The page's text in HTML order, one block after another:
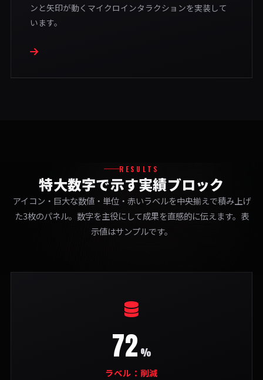
ンと矢印が動くマイクロインタラクションを実装して
います。
RESULTS
特大数字で示す実績ブロック
アイコン・巨大な数値・単位・赤いラベルを中央揃えで積み上げ
た3枚のパネル。数字を主役にして成果を直感的に伝えます。表
示値はサンプルです。
72 %
ラベル：削減